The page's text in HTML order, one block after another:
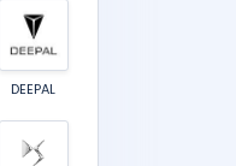
DEEPAL